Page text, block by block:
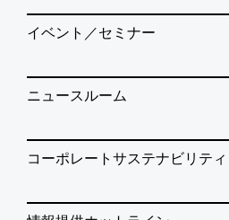
イベント／セミナー
ニュースルーム
コーポレートサステナビリティ